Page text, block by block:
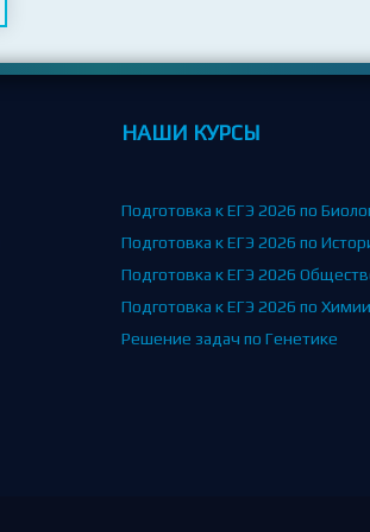
НАШИ КУРСЫ
Подготовка к ЕГЭ 2026 по
Подготовка к ЕГЭ 2026 по
Подготовка к ЕГЭ 2026
Подготовка к ЕГЭ 2026 по Химии
Решение задач по Генетике